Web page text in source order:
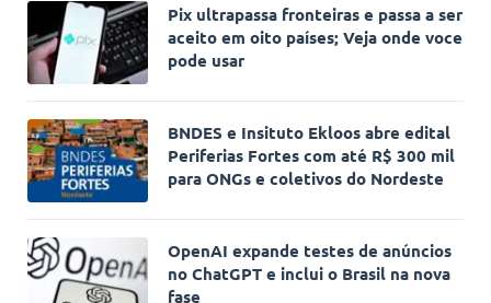
Pix ultrapassa fronteiras e passa a ser
aceito em oito países; Veja onde voce
pode usar
BNDES e Insituto Ekloos abre edital
Periferias Fortes com até R$ 300 mil
para ONGs e coletivos do Nordeste
OpenAI expande testes de anúncios
no ChatGPT e inclui o Brasil na nova
fase